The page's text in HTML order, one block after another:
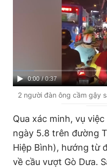
C
u
r
e
n
0:00 / D
u
a
t
0:37
2 người đàn ông cầm gậy
Qua xác minh, vụ
ngày 5.8 trên đường
Hiệp Bình), hướng từ
về cầu vượt Gò Dưa.